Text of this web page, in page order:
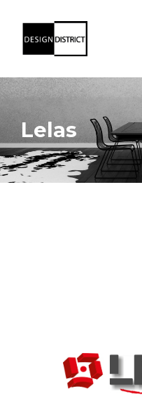
Lelas